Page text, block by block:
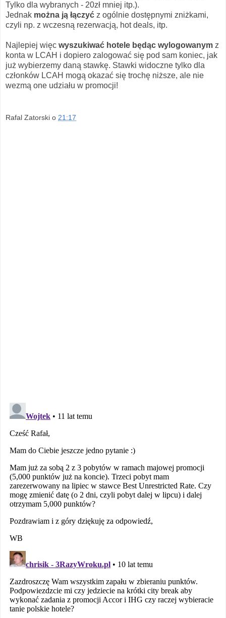
Tylko dla wybranych - 20zł mniej itp.).
Jednak można ją łączyć z ogólnie dostępnymi zniżkami,
czyli np. z wczesną rezerwacją, hot deals, itp.
Najlepiej więc wyszukiwać hotele będąc wylogowanym z
konta w LCAH i dopiero zalogować się pod sam koniec, jak
już wybierzemy daną stawkę. Stawki widoczne tylko dla
członków LCAH mogą okazać się trochę niższe, ale nie
wezmą one udziału w promocji!
Rafal Zatorski o 21:17